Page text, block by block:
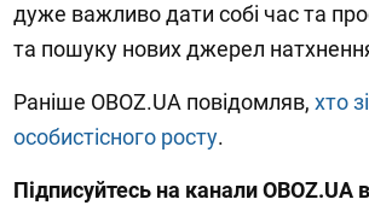
дуже важливо дати собі час та
та пошуку нових джерел
Раніше OBOZ.UA повідомляв, хто
особистісного росту.
Підписуйтесь на канали OBOZ.UA в